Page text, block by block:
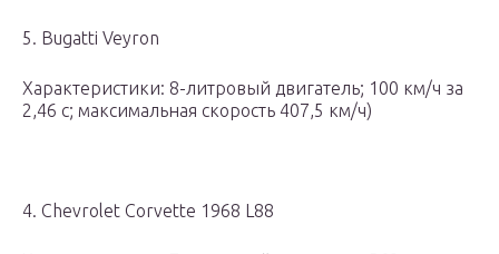
5. Bugatti Veyron
Характеристики: 8-литровый двигатель; 100 км/ч за
2,46 с; максимальная скорость 407,5 км/ч)
4. Chevrolet Corvette 1968 L88